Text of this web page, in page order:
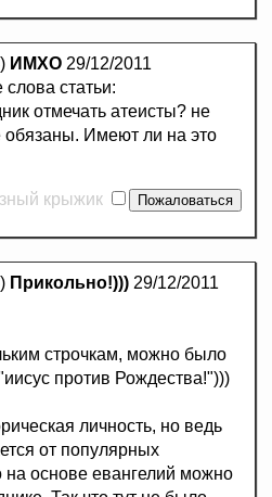
ИМХО 29/12/2011
статьи:
отмечать атеисты? не
Имеют ли на это
крыжик
Прикольно!))) 29/12/2011
строчкам, можно было
против Рождества!")))
личность, но ведь
от популярных
на основе евангелий можно